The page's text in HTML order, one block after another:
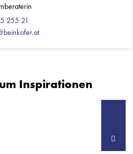
255 21
Inspirationen